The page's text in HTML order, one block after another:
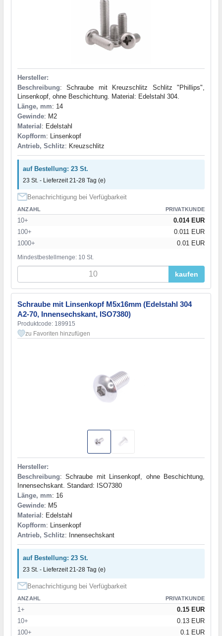
Hersteller:
Beschreibung: Schraube mit Kreuzschlitz Schlitz "Phillips",
Linsenkopf, ohne Beschichtung. Material: Edelstahl 304.
Länge, mm: 14
Gewinde: M2
Material : Edelstahl
Kopfform: Linsenkopf
Antrieb, Schlitz: Kreuzschlitz
auf Bestellung: 23 St.
23 St. - Lieferzeit 21-28 Tag (e)
Benachrichtigung bei Verfügbarkeit
ANZAHL PRIVATKUNDE
10+
0.014 EUR
100+
0.011 EUR
1000+
0.01 EUR
Mindestbestellmenge: 10 St.
kaufen
Schraube mit Linsenkopf M5x16mm (Edelstahl 304
A2-70, Innensechskant, ISO7380)
Produktcode: 189915
zu Favoriten hinzufügen
Hersteller:
Beschreibung: Schraube mit Linsenkopf, ohne Beschichtung,
Innensechskant. Standard: ISO7380
Länge, mm: 16
Gewinde: M5
Material : Edelstahl
Kopfform: Linsenkopf
Antrieb, Schlitz: Innensechskant
auf Bestellung: 23 St.
23 St. - Lieferzeit 21-28 Tag (e)
Benachrichtigung bei Verfügbarkeit
ANZAHL PRIVATKUNDE
1+
0.15 EUR
10+
0.13 EUR
100+
0.1 EUR